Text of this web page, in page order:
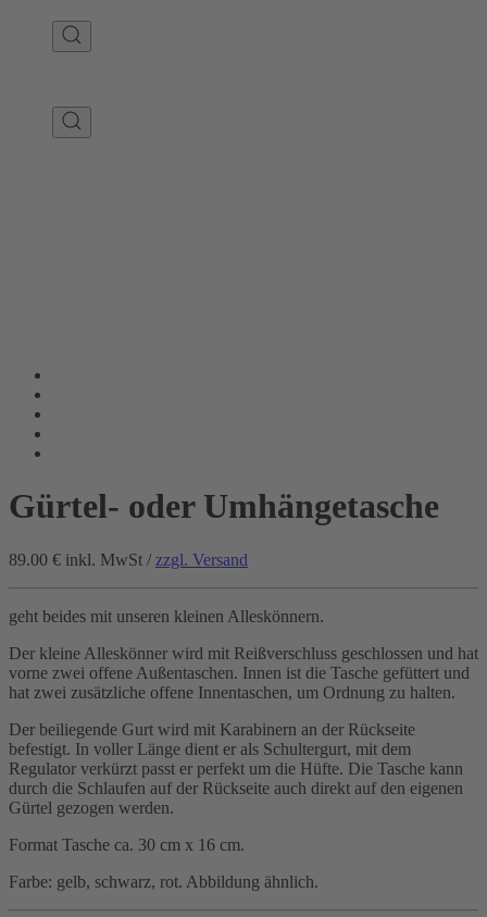
Gürtel- oder Umhängetasche
89.00 € inkl. MwSt / zzgl. Versand
geht beides mit unseren kleinen Alleskönnern.
Der kleine Alleskönner wird mit Reißverschluss geschlossen und hat
vorne zwei offene Außentaschen. Innen ist die Tasche gefüttert und
hat zwei zusätzliche offene Innentaschen, um Ordnung zu halten.
Der beiliegende Gurt wird mit Karabinern an der Rückseite
befestigt. In voller Länge dient er als Schultergurt, mit dem
Regulator verkürzt passt er perfekt um die Hüfte. Die Tasche kann
durch die Schlaufen auf der Rückseite auch direkt auf den eigenen
Gürtel gezogen werden.
Format Tasche ca. 30 cm x 16 cm.
Farbe: gelb, schwarz, rot. Abbildung ähnlich.